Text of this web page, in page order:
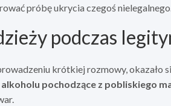
próbę ukrycia czegoś
podczas
krótkiej rozmowy, okazało
pochodzące z pobliskiego